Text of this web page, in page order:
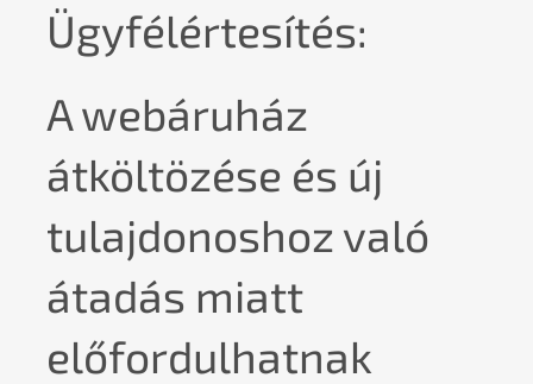
Ügyfélértesítés:
A webáruház
átköltözése és új
tulajdonoshoz való
átadás miatt
előfordulhatnak